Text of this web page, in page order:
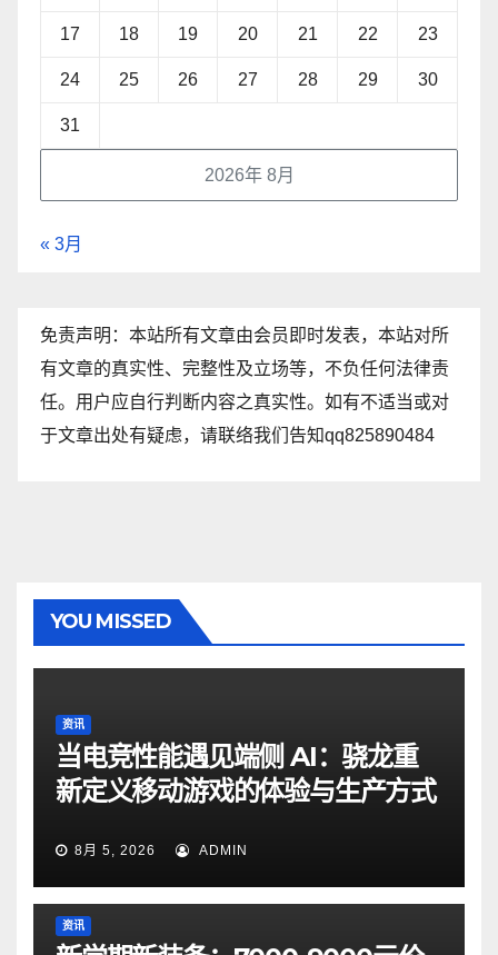
2026年 8月
17 18 19 20 21 22 23
24 25 26 27 28 29 30
31
« 3月
免责声明：本站所有文章由会员即时发表，本站对所
有文章的真实性、完整性及立场等，不负任何法律责
任。用户应自行判断内容之真实性。如有不适当或对
于文章出处有疑虑，请联络我们告知qq825890484
YOU MISSED
资讯
当电竞性能遇见端侧 AI：骁龙重
新定义移动游戏的体验与生产方式
8月 5, 2026 ADMIN
资讯